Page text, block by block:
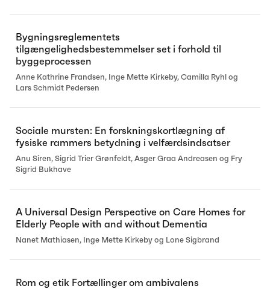
Bygningsreglementets
tilgængelighedsbestemmelser set i forhold til
byggeprocessen
Anne Kathrine Frandsen, Inge Mette Kirkeby, Camilla Ryhl og
Lars Schmidt Pedersen
Sociale mursten: En forskningskortlægning af
fysiske rammers betydning i velfærdsindsatser
Anu Siren, Sigrid Trier Grønfeldt, Asger Graa Andreasen og Fry
Sigrid Bukhave
A Universal Design Perspective on Care Homes for
Elderly People with and without Dementia
Nanet Mathiasen, Inge Mette Kirkeby og Lone Sigbrand
Rom og etik Fortællinger om ambivalens